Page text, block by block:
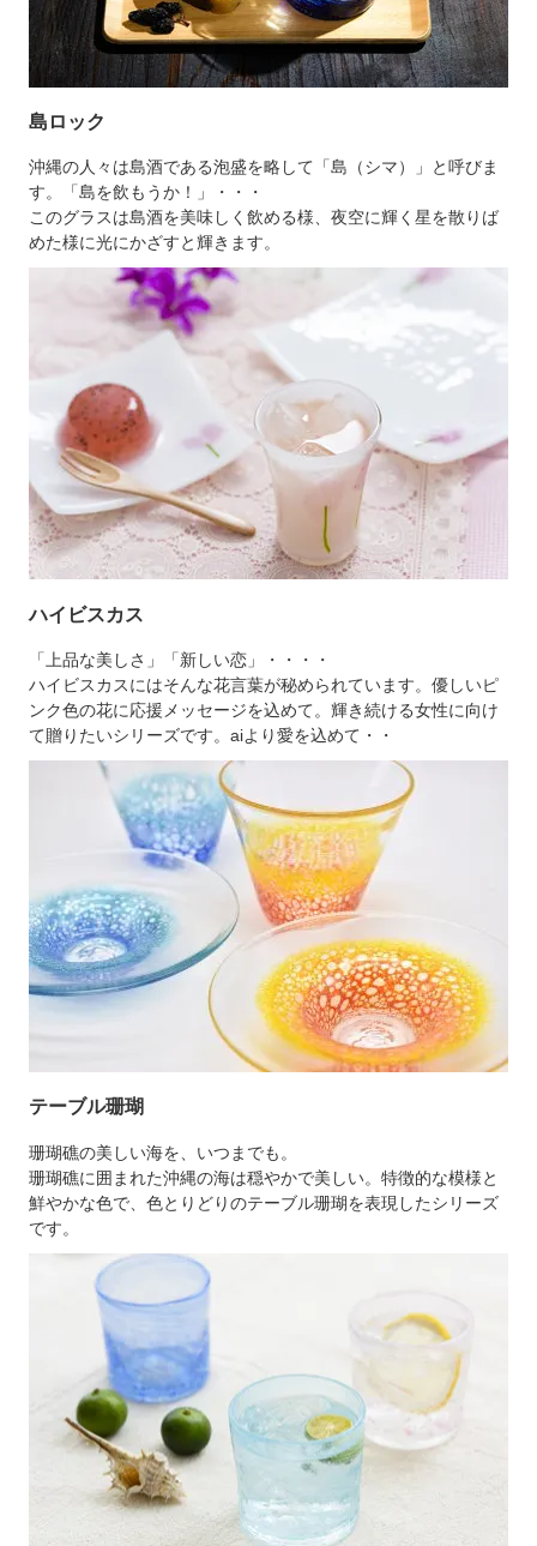
島ロック
沖縄の人々は島酒である泡盛を略して「島（シマ）」と呼びま
す。「島を飲もうか！」・・・
このグラスは島酒を美味しく飲める様、夜空に輝く星を散りば
めた様に光にかざすと輝きます。
ハイビスカス
「上品な美しさ」「新しい恋」・・・・
ハイビスカスにはそんな花言葉が秘められています。優しいピ
ンク色の花に応援メッセージを込めて。輝き続ける女性に向け
て贈りたいシリーズです。aiより愛を込めて・・
テーブル珊瑚
珊瑚礁の美しい海を、いつまでも。
珊瑚礁に囲まれた沖縄の海は穏やかで美しい。特徴的な模様と
鮮やかな色で、色とりどりのテーブル珊瑚を表現したシリーズ
です。